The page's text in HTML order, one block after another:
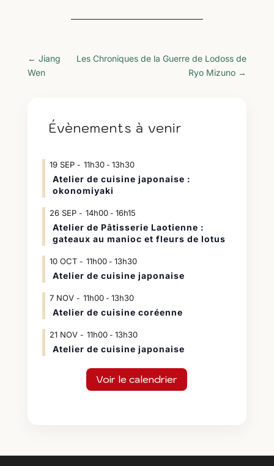
← Jiang
Wen
Les Chroniques de la Guerre de Lodoss de
Ryo Mizuno →
Évènements à venir
19 SEP 11h30- 13h30
Atelier de cuisine japonaise :
okonomiyaki
26 SEP 14h00- 16h15
Atelier de Pâtisserie Laotienne :
gateaux au manioc et fleurs de lotus
10 OCT 11h00- 13h30
Atelier de cuisine japonaise
7 NOV 11h00- 13h30
Atelier de cuisine coréenne
21 NOV 11h00- 13h30
Atelier de cuisine japonaise
Voir le calendrier